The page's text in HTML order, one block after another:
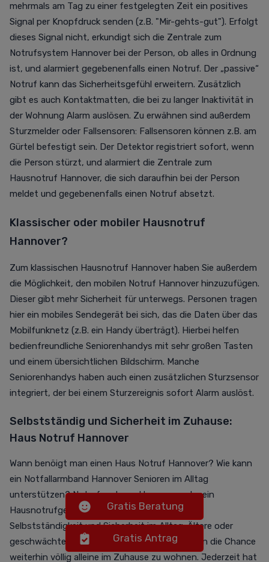
mehrmals am Tag zu einer festgelegten Zeit ein positives
Signal per Knopfdruck senden (z.B. "Mir-gehts-gut"). Erfolgt
dieses Signal nicht, erkundigt sich die Zentrale zum
Notrufsystem Hannover bei der Person, ob alles in Ordnung
ist, und alarmiert gegebenenfalls einen Notruf. Der „passive“
Notruf kann das Sicherheitsgefühl erweitern. Zusätzlich
gibt es auch Kontaktmatten, die bei zu langer Inaktivität in
der Wohnung Alarm auslösen. Zu erwähnen sind außerdem
Sturzmelder oder Fallsensoren: Fallsensoren können z.B. am
Gürtel befestigt sein. Der Detektor registriert sofort, wenn
die Person stürzt, und alarmiert die Zentrale zum
Hausnotruf Hannover, die sich daraufhin bei der Person
meldet und gegebenenfalls einen Notruf absetzt.
Klassischer oder mobiler Hausnotruf
Hannover?
Zum klassischen Hausnotruf Hannover haben Sie außerdem
die Möglichkeit, den mobilen Notruf Hannover hinzuzufügen.
Dieser gibt mehr Sicherheit für unterwegs. Personen tragen
hier ein mobiles Sendegerät bei sich, das die Daten über das
Mobilfunknetz (z.B. ein Handy überträgt). Hierbei helfen
bedienfreundliche Seniorenhandys mit sehr großen Tasten
und einem übersichtlichen Bildschirm. Manche
Seniorenhandys haben auch einen zusätzlichen Sturzsensor
integriert, der bei einem Sturzereignis sofort Alarm auslöst.
Selbstständig und Sicherheit im Zuhause:
Haus Notruf Hannover
Wann benöigt man einen Haus Notruf Hannover? Wie kann
ein Notfallarmband Hannover Senioren im Alltag
unterstützen? Notrufsysteme Hannover oder ein
Hausnotrufgerät Hannover sorgt für mehr
Selbstständigkeit und Sicherheit im Alltag. Ältere oder
geschwächte Personen wie z.B. Senioren haben die Chance
weiterhin völlig alleine im Zuhause zu wohnen. Jederzeit hat
Gratis Beratung
Gratis Antrag